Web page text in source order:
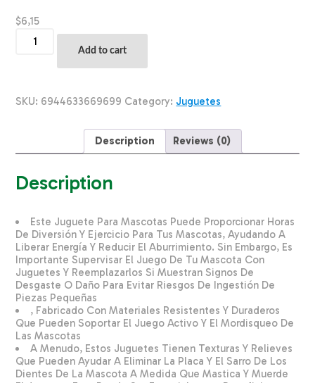
$6,15
Para
Reflectiva
Add to cart
SKU: 6944633669699 Category: Juguetes
Description Reviews (0)
Description
Este Juguete Para Mascotas Puede Proporcionar Horas
De Diversión Y Ejercicio Para Tus Mascotas, Ayudando A
Liberar Energía Y Reducir El Aburrimiento. Sin Embargo, Es
Importante Supervisar El Juego De Tu Mascota Con
Juguetes Y Reemplazarlos Si Muestran Signos De
Desgaste O Daño Para Evitar Riesgos De Ingestión De
Piezas Pequeñas
, Fabricado Con Materiales Resistentes Y Duraderos
Que Pueden Soportar El Juego Activo Y El Mordisqueo De
Las Mascotas
A Menudo, Estos Juguetes Tienen Texturas Y Relieves
Que Pueden Ayudar A Eliminar La Placa Y El Sarro De Los
Dientes De La Mascota A Medida Que Mastica Y Muerde